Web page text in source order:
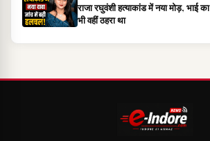
राजा रघुवंशी हत्याकांड में नया मोड़, भाई
भी वहीं ठहरा था